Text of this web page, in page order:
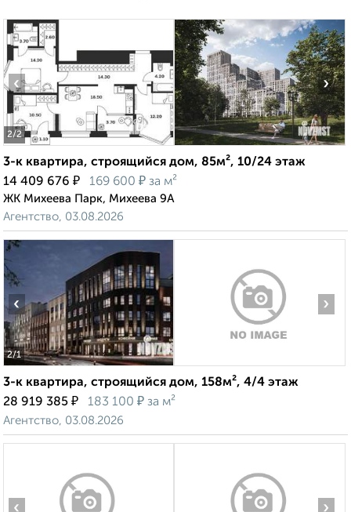
2/2
‹ ›
3-к квартира, строящийся дом, 85м², 10/24 этаж
14 409 676 ₽ 169 600 ₽ за м²
ЖК Михеева Парк, Михеева 9А
Агентство, 03.08.2026
2/1
‹ ›
3-к квартира, строящийся дом, 158м², 4/4 этаж
28 919 385 ₽ 183 100 ₽ за м²
Агентство, 03.08.2026
‹ ›